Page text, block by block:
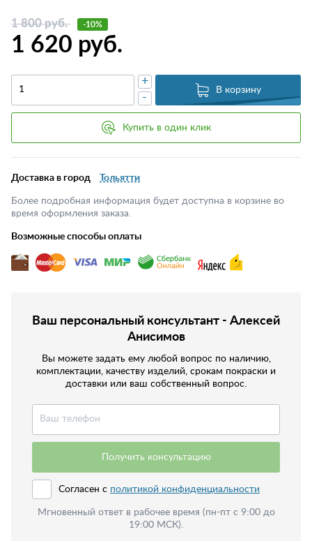
1 800 руб. -10%
1 620 руб.
-
+
В корзину
Купить в один клик
Доставка в город Тольятти
Более подробная информация будет доступна в корзине во
время оформления заказа.
Возможные способы оплаты
Ваш персональный консультант - Алексей
Анисимов
Вы можете задать ему любой вопрос по наличию,
комплектации, качеству изделий, срокам покраски и
доставки или ваш собственный вопрос.
Получить консультацию
Согласен с политикой конфиденциальности
Мгновенный ответ в рабочее время (пн-пт с 9:00 до
19:00 МСК).